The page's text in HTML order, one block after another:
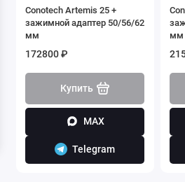
Conotech Artemis 25 +
зажимной адаптер 50/56/62
мм
172800 ₽
Купить
MAX
Telegram
мм